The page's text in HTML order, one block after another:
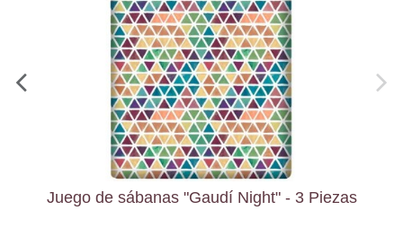
Juego de sábanas "Gaudí Night" - 3 Piezas